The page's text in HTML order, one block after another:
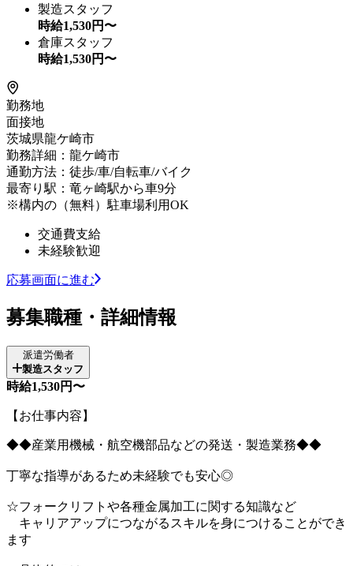
製造スタッフ
時給1,530円〜
倉庫スタッフ
時給1,530円〜
勤務地
面接地
茨城県龍ケ崎市
勤務詳細：龍ケ崎市
通勤方法：徒歩/車/自転車/バイク
最寄り駅：竜ヶ崎駅から車9分
※構内の（無料）駐車場利用OK
交通費支給
未経験歓迎
応募画面に進む
募集職種・詳細情報
派遣労働者
製造スタッフ
時給1,530円〜
【お仕事内容】
◆◆産業用機械・航空機部品などの発送・製造業務◆◆
丁寧な指導があるため未経験でも安心◎
☆フォークリフトや各種金属加工に関する知識など
キャリアアップにつながるスキルを身につけることができ
ます